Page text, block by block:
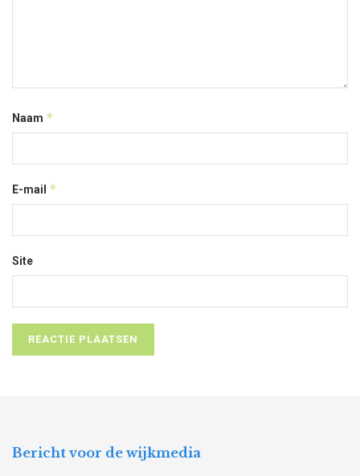
Naam *
E-mail *
Site
Bericht voor de wijkmedia